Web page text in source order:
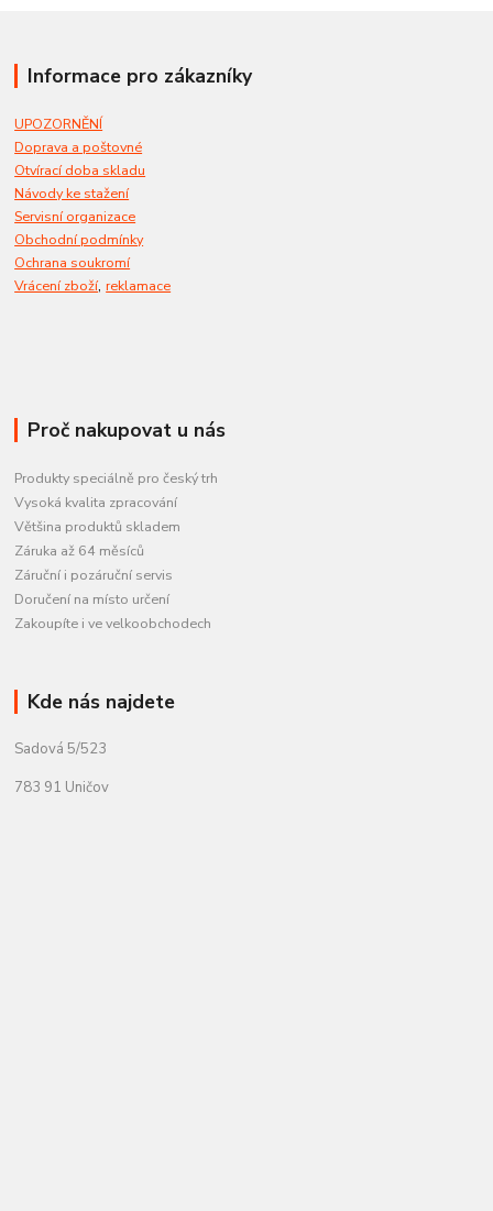
Informace pro zákazníky
UPOZORNĚNÍ
Doprava a poštovné
Otvírací doba skladu
Návody ke stažení
Servisní organizace
Obchodní podmínky
Ochrana soukromí
Vrácení zboží,reklamace
Proč nakupovat u nás
Produkty speciálně pro český trh
Vysoká kvalita zpracování
Většina produktů skladem
Záruka až 64 měsíců
Záruční i pozáruční servis
Doručení na místo určení
Zakoupíte i ve velkoobchodech
Kde nás najdete
Sadová 5/523
783 91 Uničov